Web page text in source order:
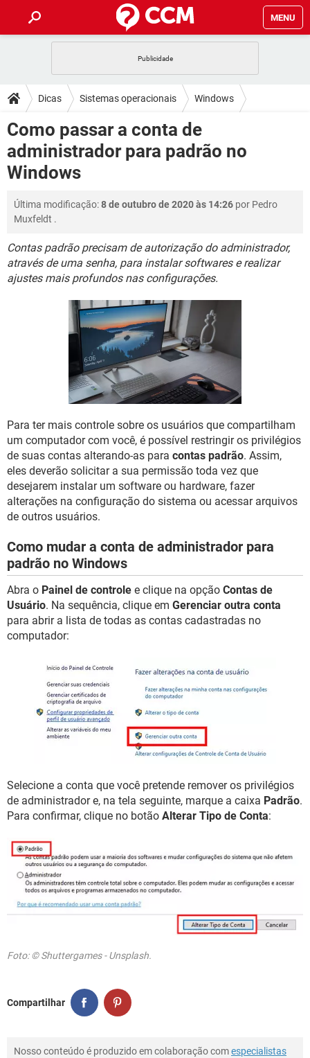
MENU
CELULAR FACEBOOK
OUTLOOK EXCEL
INSTAGRAM GMAIL
GUIA DE COMPRAS
DICAS
JOGOS WHATSAPP
CELULAR FACEBOOK
EXCEL
GUIA DE COMPRAS
DOWNLOADS
JOGOS WHATSAPP
CELULAR
OUTLOOK
INSTAGRAM
GUIA DE COMPRAS
FÓRUM
CELULAR FACEBOOK
INSTAGRAM GMAIL
GUIA DE COMPRAS
JOGOS
CELULAR FACEBOOK
OUTLOOK EXCEL
GUIA DE COMPRAS
Dicas Sistemas operacionais Windows
Windows 7
Como passar a conta de
administrador para padrão no
Windows
Última modificação:8 de outubro de 2020 às 14:26 por Pedro
Muxfeldt .
Contas padrão precisam de autorização do administrador,
através de uma senha, para instalar softwares e realizar
ajustes mais profundos nas configurações.
Para ter mais controle sobre os usuários que compartilham
um computador com você, é possível restringir os privilégios
de suas contas alterando-as para contas padrão. Assim,
eles deverão solicitar a sua permissão toda vez que
desejarem instalar um software ou hardware, fazer
alterações na configuração do sistema ou acessar arquivos
de outros usuários.
Como mudar a conta de administrador para
padrão no Windows
Abra o Painel de controle e clique na opção Contas de
Usuário. Na sequência, clique em Gerenciar outra conta
para abrir a lista de todas as contas cadastradas no
computador:
Selecione a conta que você pretende remover os privilégios
de administrador e, na tela seguinte, marque a caixa Padrão.
Para confirmar, clique no botão Alterar Tipo de Conta:
Foto: © Shuttergames - Unsplash.
Compartilhar
Nosso conteúdo é produzido em colaboração comespecialistas